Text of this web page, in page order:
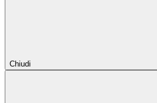
Chiudi